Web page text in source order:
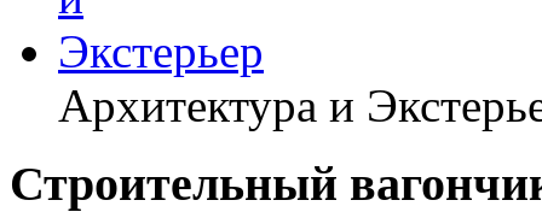
Архитектура и
Строительный